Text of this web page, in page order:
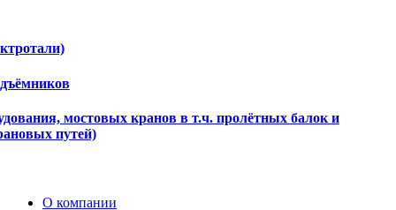
мостовых кранов в т.ч. пролётных балок и
путей)
О компании